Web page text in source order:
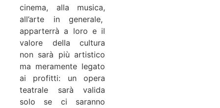
cinema, alla musica,
all’arte in generale,
apparterrà a loro e il
valore della cultura
non sarà più artistico
ma meramente legato
ai profitti: un opera
teatrale sarà valida
solo se ci saranno